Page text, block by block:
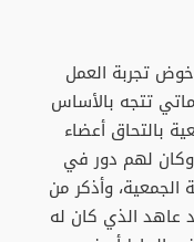
تجربة العمل
تتجه بالأساس
بالتحاق أعضاء
لهم دور في
وأذكر من
عاهد الذي كان له